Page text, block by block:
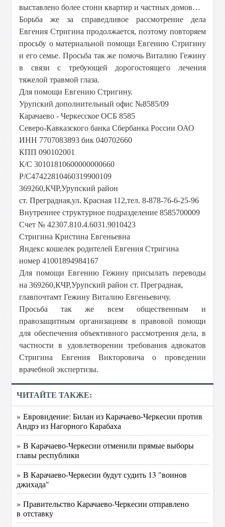
выставлено более стони квартир и частных домов…
Борьба же за справедливое рассмотрение дела
Евгения Стригина продолжается, поэтому повторяем
просьбу о материальной помощи Евгению Стригину
и его семье. Просьба так же помочь Виталию Гежину
в связи с требующей дорогостоящего лечения
тяжелой травмой глаза.
Для помощи Евгению Стригину.
Урупский дополнительный офис №8585/09
Карачаево - Черкесское ОСБ 8585
Северо-Кавказского банка Сбербанка России ОАО
ИНН 7707083893 бик 040702660
КПП 090102001
К/С 30101810600000000660
Р/С47422810460319900109
369260,КЧР,Урупский район
ст. Преградная,ул. Красная 112,тел. 8-878-76-6-25-96
Внутреннее структурное подразделение 8585700009
Счет № 42307.810.4.6031.9010423
Стригина Кристина Евгеньевна
Яндекс кошелек родителей Евгения Стригина
номер 41001894984167
Для помощи Евгению Гежину присылать переводы
на 369260,КЧР,Урупский район ст. Преградная,
главпочтамт Гежину Виталию Евгеньевичу.
Просьба так же всем общественным и
правозащитным организациям в правовой помощи
для обеспечения объективного рассмотрения дела, в
частности в удовлетворении требования адвокатов
Стригина Евгения Викторовича о проведении
врачебной экспертизы.
ЧИТАЙТЕ ТАКЖЕ:
» Евровидение: Билан из Карачаево-Черкесии против
Андрэ из Нагорного Карабаха
» В Карачаево-Черкесии отменили прямые выборы
главы республики
» В Карачаево-Черкесии будут судить 13 "воинов
джихада"
» Правительство Карачаево-Черкесии отправлено
в отставку